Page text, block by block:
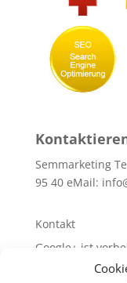
Semmarketing
95 40 eMail:
Kontakt
Google+ ist
10 SEO-TIPPS